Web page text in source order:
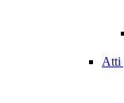
Atti